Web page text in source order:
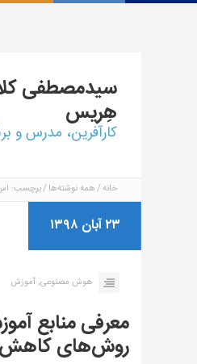
سیدمصطفی
هِریس
کارآفرین، مدرس و
خانه همه نوشته‌ها برچسب:
۲۳ آبان ۱۳۹۸
هوش مصنوعی,آموزش
معرفی منابع
روش‌های کاهش